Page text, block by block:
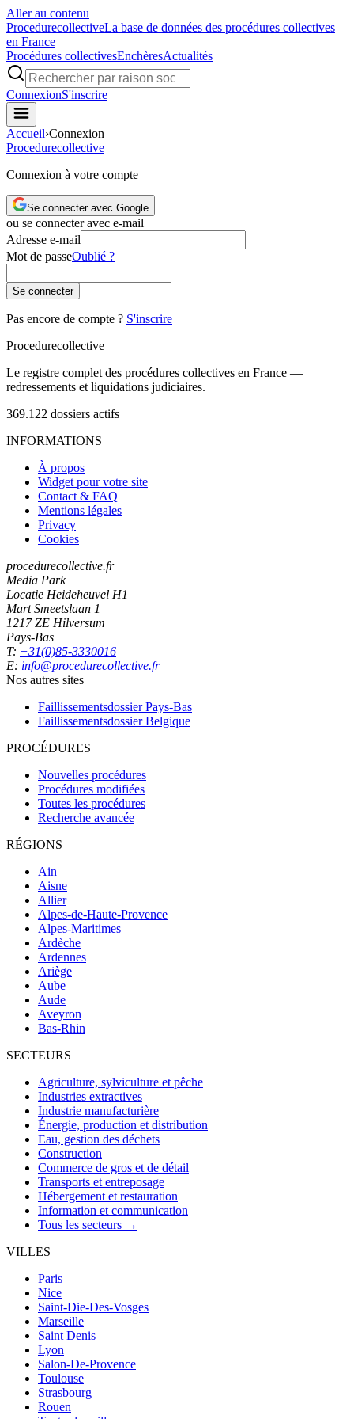
Aller au contenu
ProcedurecollectiveLa base de données des procédures collectives
en France
Procédures collectivesEnchèresActualités
ConnexionS'inscrire
Accueil›Connexion
Procedurecollective
Connexion à votre compte
Se connecter avec Google
ou se connecter avec e-mail
Adresse e-mail
Mot de passeOublié ?
Se connecter
Pas encore de compte ? S'inscrire
Procedurecollective
Le registre complet des procédures collectives en France —
redressements et liquidations judiciaires.
369.122 dossiers actifs
INFORMATIONS
À propos
Widget pour votre site
Contact & FAQ
Mentions légales
Privacy
Cookies
procedurecollective.fr
Media Park
Locatie Heideheuvel H1
Mart Smeetslaan 1
1217 ZE Hilversum
Pays-Bas
T: +31(0)85-3330016
E: info@procedurecollective.fr
Nos autres sites
Faillissementsdossier Pays-Bas
Faillissementsdossier Belgique
PROCÉDURES
Nouvelles procédures
Procédures modifiées
Toutes les procédures
Recherche avancée
RÉGIONS
Ain
Aisne
Allier
Alpes-de-Haute-Provence
Alpes-Maritimes
Ardèche
Ardennes
Ariège
Aube
Aude
Aveyron
Bas-Rhin
SECTEURS
Agriculture, sylviculture et pêche
Industries extractives
Industrie manufacturière
Énergie, production et distribution
Eau, gestion des déchets
Construction
Commerce de gros et de détail
Transports et entreposage
Hébergement et restauration
Information et communication
Tous les secteurs →
VILLES
Paris
Nice
Saint-Die-Des-Vosges
Marseille
Saint Denis
Lyon
Salon-De-Provence
Toulouse
Strasbourg
Rouen